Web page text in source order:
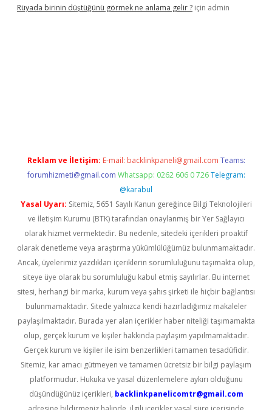
Rüyada birinin düştüğünü görmek ne anlama gelir ? için admin
Reklam ve İletişim: E-mail: backlinkpaneli@gmail.com Teams:
forumhizmeti@gmail.com Whatsapp: 0262 606 0 726 Telegram:
@karabul
Yasal Uyarı: Sitemiz, 5651 Sayılı Kanun gereğince Bilgi Teknolojileri
ve İletişim Kurumu (BTK) tarafından onaylanmış bir Yer Sağlayıcı
olarak hizmet vermektedir. Bu nedenle, sitedeki içerikleri proaktif
olarak denetleme veya araştırma yükümlülüğümüz bulunmamaktadır.
Ancak, üyelerimiz yazdıkları içeriklerin sorumluluğunu taşımakta olup,
siteye üye olarak bu sorumluluğu kabul etmiş sayılırlar. Bu internet
sitesi, herhangi bir marka, kurum veya şahıs şirketi ile hiçbir bağlantısı
bulunmamaktadır. Sitede yalnızca kendi hazırladığımız makaleler
paylaşılmaktadır. Burada yer alan içerikler haber niteliği taşımamakta
olup, gerçek kurum ve kişiler hakkında paylaşım yapılmamaktadır.
Gerçek kurum ve kişiler ile isim benzerlikleri tamamen tesadüfidir.
Sitemiz, kar amacı gütmeyen ve tamamen ücretsiz bir bilgi paylaşım
platformudur. Hukuka ve yasal düzenlemelere aykırı olduğunu
düşündüğünüz içerikleri, backlinkpanelicomtr@gmail.com